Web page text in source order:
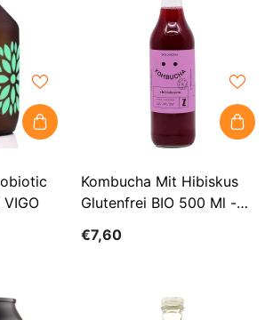
Kombucha Mit Hibiskus
Glutenfrei BIO 500 Ml -
€7,60